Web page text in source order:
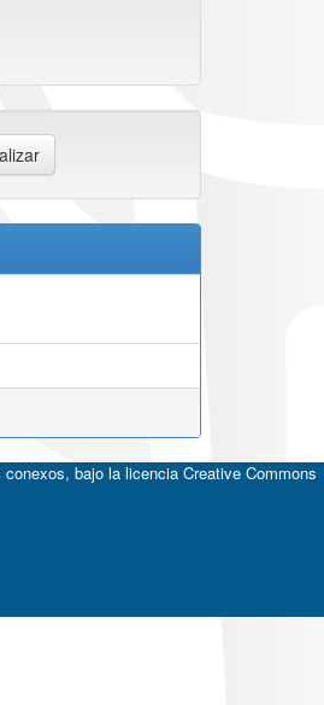
bajo la licencia Creative Commons